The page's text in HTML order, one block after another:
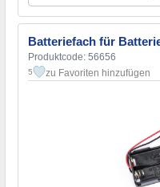
Batteriefach für
Produktcode: 56656
5 zu Favoriten hinzufügen